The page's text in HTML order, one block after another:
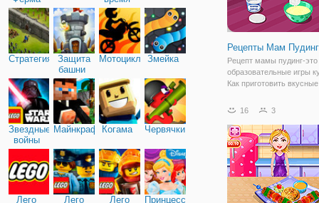
Стратегия
Защита
башни
МотоциклыЗмейка
Звездные
войны
Майнкрафт Когама Червячки
Лего
Лего
Лего
Принцессы
Рецепты Мам Пудинг
Рецепт мамы пудинг-это
образовательные игры
Как приготовить
между банановый
ингредиенты, чтобы
пудинг смесь в
16 3